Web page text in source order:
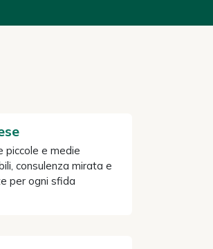
piccole e medie
consulenza mirata e
per ogni sfida